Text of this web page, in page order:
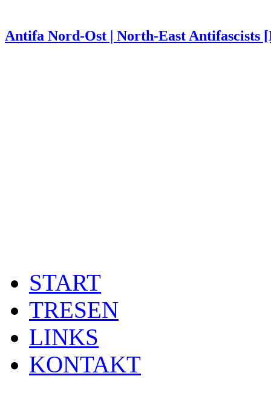
Antifa Nord-Ost | North-East Antifascists
START
TRESEN
LINKS
KONTAKT